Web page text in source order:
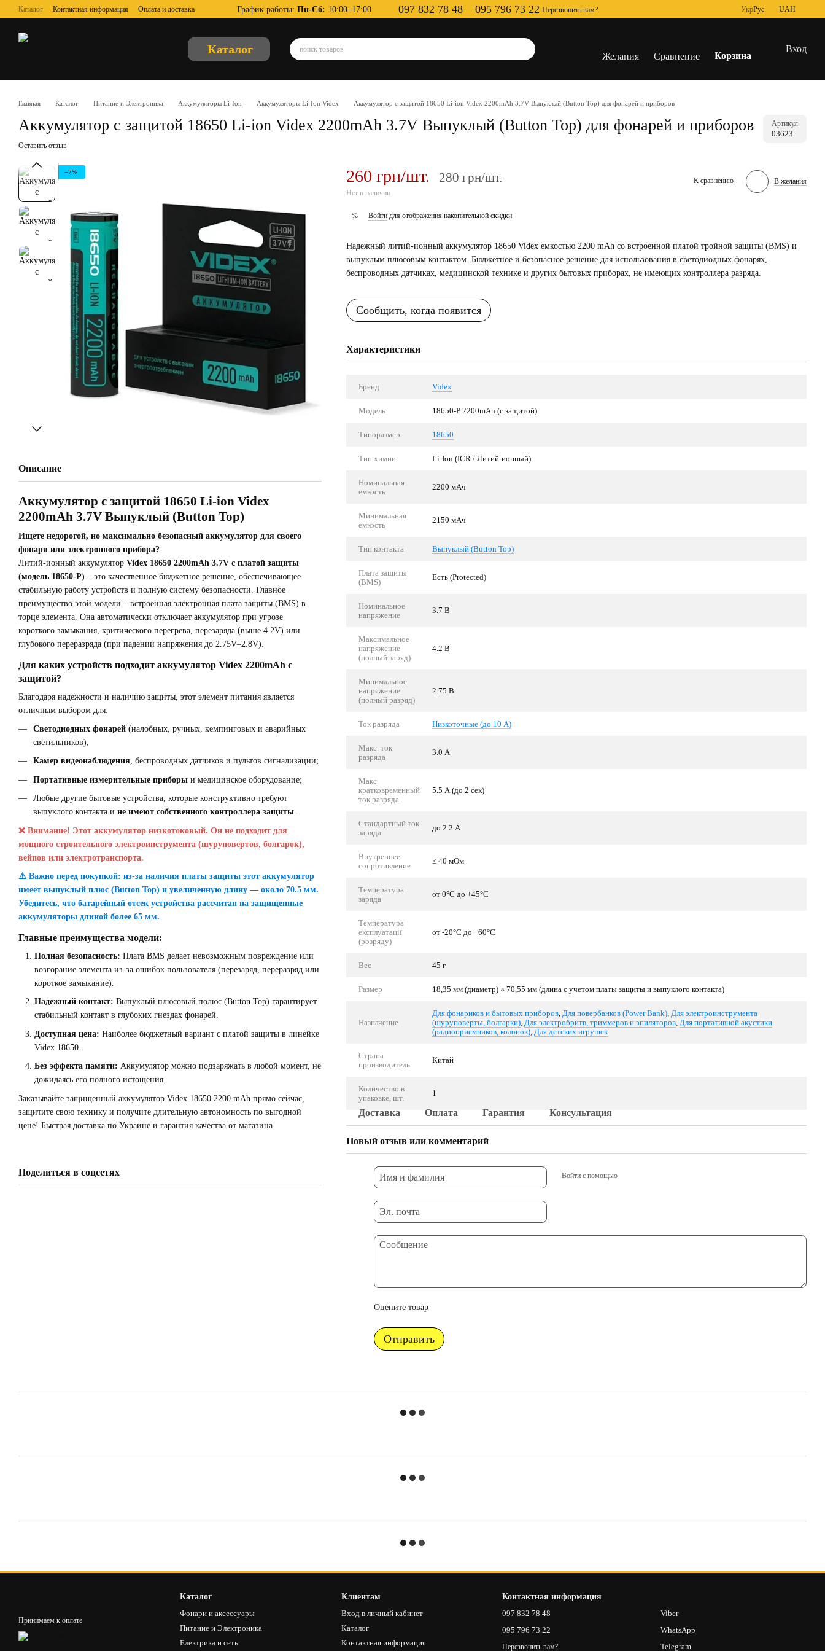
Перейти к основному контенту
Каталог Контактная информация
Оплата и доставка
Обмен и возврат
Отзывы о магазине
О нас
График работы: Пн-Сб: 10:00–17:00 097 832 78 48 095 796 73 22 Перезвонить вам? УкрРус UAH
Каталог
Желания Сравнение Корзина
Вход
Главная Каталог Питание и Электроника Аккумуляторы Li-Ion Аккумуляторы Li-Ion Videx Аккумулятор с защитой 18650 Li-ion Videx 2200mAh 3.7V Выпуклый (Button Top) для фонарей и приборов
Аккумулятор с защитой 18650 Li-ion Videx 2200mAh 3.7V Выпуклый (Button Top) для фонарей и приборов Артикул
03623
Оставить отзыв
−7%
Описание
Аккумулятор с защитой 18650 Li-ion Videx
2200mAh 3.7V Выпуклый (Button Top)
Ищете недорогой, но максимально безопасный аккумулятор для своего
фонаря или электронного прибора?
Литий-ионный аккумулятор Videx 18650 2200mAh 3.7V с платой защиты
(модель 18650-P) – это качественное бюджетное решение, обеспечивающее
стабильную работу устройств и полную систему безопасности. Главное
преимущество этой модели – встроенная электронная плата защиты (BMS) в
торце элемента. Она автоматически отключает аккумулятор при угрозе
короткого замыкания, критического перегрева, перезаряда (выше 4.2V) или
глубокого переразряда (при падении напряжения до 2.75V–2.8V).
Для каких устройств подходит аккумулятор Videx 2200mAh с
защитой?
Благодаря надежности и наличию защиты, этот элемент питания является
отличным выбором для:
Светодиодных фонарей (налобных, ручных, кемпинговых и аварийных
светильников);
Камер видеонаблюдения, беспроводных датчиков и пультов сигнализации;
Портативные измерительные приборы и медицинское оборудование;
Любые другие бытовые устройства, которые конструктивно требуют
выпуклого контакта и не имеют собственного контроллера защиты.
❌ Внимание! Этот аккумулятор низкотоковый. Он не подходит для
мощного строительного электроинструмента (шуруповертов, болгарок),
вейпов или электротранспорта.
⚠️ Важно перед покупкой: из-за наличия платы защиты этот аккумулятор
имеет выпуклый плюс (Button Top) и увеличенную длину — около 70.5 мм.
Убедитесь, что батарейный отсек устройства рассчитан на защищенные
аккумуляторы длиной более 65 мм.
Главные преимущества модели:
Полная безопасность: Плата BMS делает невозможным повреждение или
возгорание элемента из-за ошибок пользователя (перезаряд, переразряд или
короткое замыкание).
Надежный контакт: Выпуклый плюсовый полюс (Button Top) гарантирует
стабильный контакт в глубоких гнездах фонарей.
Доступная цена: Наиболее бюджетный вариант с платой защиты в линейке
Videx 18650.
Без эффекта памяти: Аккумулятор можно подзаряжать в любой момент, не
дожидаясь его полного истощения.
Заказывайте защищенный аккумулятор Videx 18650 2200 mAh прямо сейчас,
защитите свою технику и получите длительную автономность по выгодной
цене! Быстрая доставка по Украине и гарантия качества от магазина.
Поделиться в соцсетях
260 грн/шт. 280 грн/шт.
Нет в наличии
К сравнению В желания
% Войтидля отображения накопительной скидки
Надежный литий-ионный аккумулятор 18650 Videx емкостью 2200 mAh со встроенной платой тройной защиты (BMS) и
выпуклым плюсовым контактом. Бюджетное и безопасное решение для использования в светодиодных фонарях,
беспроводных датчиках, медицинской технике и других бытовых приборах, не имеющих контроллера разряда.
Сообщить, когда появится
Характеристики
Бренд Videx
Модель 18650-P 2200mAh (с защитой)
Типоразмер 18650
Тип химии Li-Ion (ICR / Литий-ионный)
Номинальная
емкость
2200 мАч
Минимальная
емкость
2150 мАч
Тип контакта Выпуклый (Button Top)
Плата защиты
(BMS)
Есть (Protected)
Номинальное
напряжение
3.7 В
Максимальное
напряжение
(полный заряд)
4.2 В
Минимальное
напряжение
(полный разряд)
2.75 В
Ток разряда Низкоточные (до 10 А)
Макс. ток
разряда
3.0 А
Макс.
кратковременный
ток разряда
5.5 А (до 2 сек)
Стандартный ток
заряда
до 2.2 А
Внутреннее
сопротивление
≤ 40 мОм
Температура
заряда
от 0°C до +45°C
Температура
експлуатації
(розряду)
от -20°C до +60°C
Вес 45 г
Размер 18,35 мм (диаметр) × 70,55 мм (длина с учетом платы защиты и выпуклого контакта)
Назначение
Для фонариков и бытовых приборов, Для повербанков (Power Bank), Для электроинструмента
(шуруповерты, болгарки), Для электробритв, триммеров и эпиляторов, Для портативной акустики
(радиоприемников, колонок), Для детских игрушек
Страна
производитель
Китай
Количество в
упаковке, шт.
1
Доставка Оплата Гарантия Консультация
Новый отзыв или комментарий
Войти с помощью
Оцените товар
Отправить
Принимаем к оплате
Каталог
Фонари и аксессуары
Питание и Электроника
Електрика и сеть
Клиентам
Вход в личный кабинет
Каталог
Контактная информация
Контактная информация
097 832 78 48
095 796 73 22
Перезвонить вам?
Viber
WhatsApp
Telegram